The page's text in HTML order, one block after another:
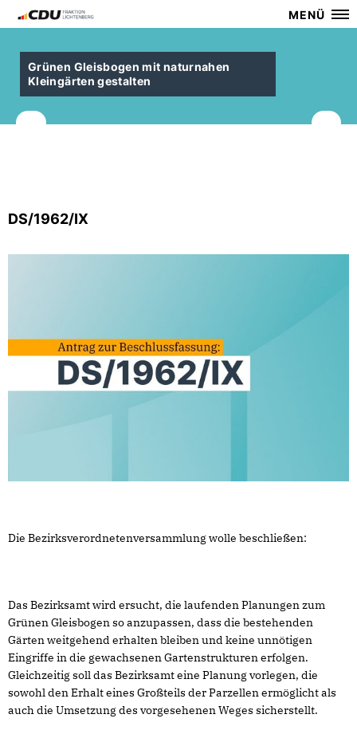
MENÜ
Grünen Gleisbogen mit naturnahen
Kleingärten gestalten
DS/1962/IX
Die Bezirksverordnetenversammlung wolle beschließen:
Das Bezirksamt wird ersucht, die laufenden Planungen zum
Grünen Gleisbogen so anzupassen, dass die bestehenden
Gärten weitgehend erhalten bleiben und keine unnötigen
Eingriffe in die gewachsenen Gartenstrukturen erfolgen.
Gleichzeitig soll das Bezirksamt eine Planung vorlegen, die
sowohl den Erhalt eines Großteils der Parzellen ermöglicht als
auch die Umsetzung des vorgesehenen Weges sicherstellt.